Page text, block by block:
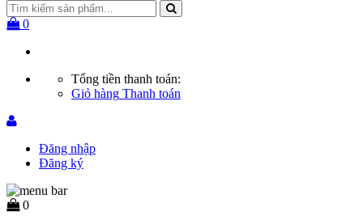
0
Tổng tiền thanh toán:
Giỏ hàng Thanh toán
Đăng nhập
Đăng ký
0